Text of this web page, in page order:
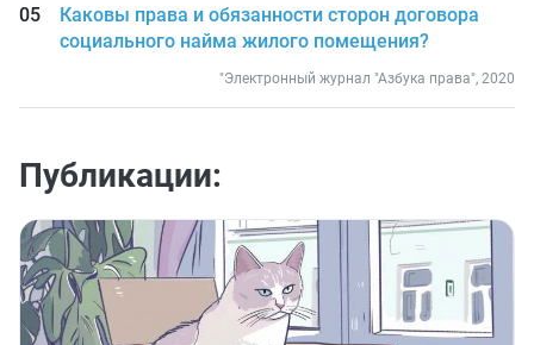
Каковы права и обязанности сторон договора
социального найма жилого помещения?
"Электронный журнал "Азбука права", 2020
Публикации: